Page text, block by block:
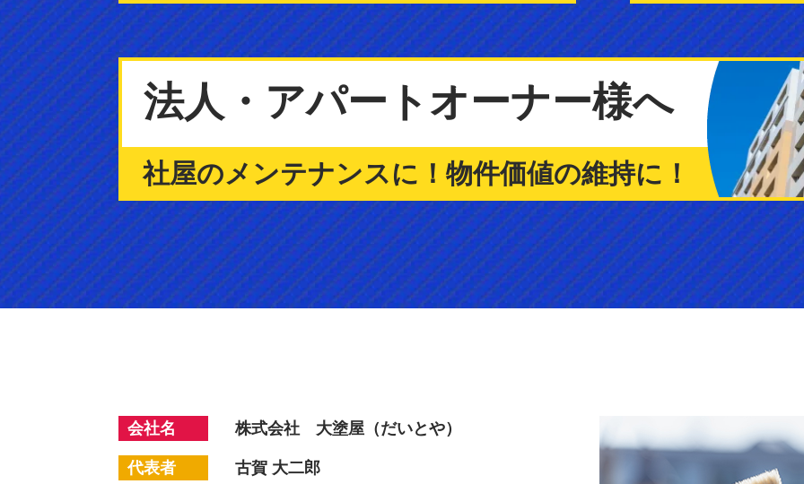
法人・アパート オーナー様へ
社屋のメンテナンスに！ 物件価値の維持に！
会社名 株式会社 大塗屋（だいとや）
代表者 古賀 大二郎